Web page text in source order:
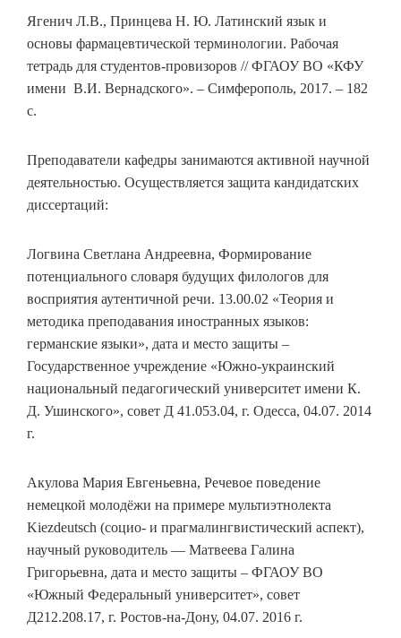
Ягенич Л.В., Принцева Н. Ю. Латинский язык и
основы фармацевтической терминологии. Рабочая
тетрадь для студентов-провизоров // ФГАОУ ВО «КФУ
имени В.И. Вернадского». – Симферополь, 2017. – 182
с.
Преподаватели кафедры занимаются активной научной
деятельностью. Осуществляется защита кандидатских
диссертаций:
Логвина Светлана Андреевна, Формирование
потенциального словаря будущих филологов для
восприятия аутентичной речи. 13.00.02 «Теория и
методика преподавания иностранных языков:
германские языки», дата и место защиты –
Государственное учреждение «Южно-украинский
национальный педагогический университет имени К.
Д. Ушинского», совет Д 41.053.04, г. Одесса, 04.07. 2014
г.
Акулова Мария Евгеньевна, Речевое поведение
немецкой молодёжи на примере мультиэтнолекта
Kiezdeutsch (социо- и прагмалингвистический аспект),
научный руководитель — Матвеева Галина
Григорьевна, дата и место защиты – ФГАОУ ВО
«Южный Федеральный университет», совет
Д212.208.17, г. Ростов-на-Дону, 04.07. 2016 г.